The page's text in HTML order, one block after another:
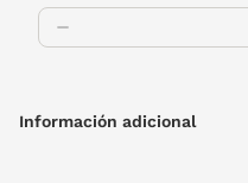
Información adicional